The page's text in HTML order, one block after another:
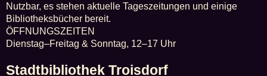
Nutzbar, es stehen aktuelle Tageszeitungen und einige
Bibliotheksbücher bereit.
ÖFFNUNGSZEITEN
Dienstag–Freitag & Sonntag, 12–17 Uhr
Stadtbibliothek Troisdorf